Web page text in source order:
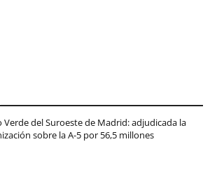
Verde del Suroeste de Madrid: adjudicada la
sobre la A-5 por 56,5 millones